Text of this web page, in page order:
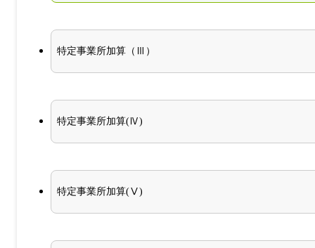
特定事業所加算（Ⅲ）
特定事業所加算(Ⅳ)
特定事業所加算(Ⅴ)